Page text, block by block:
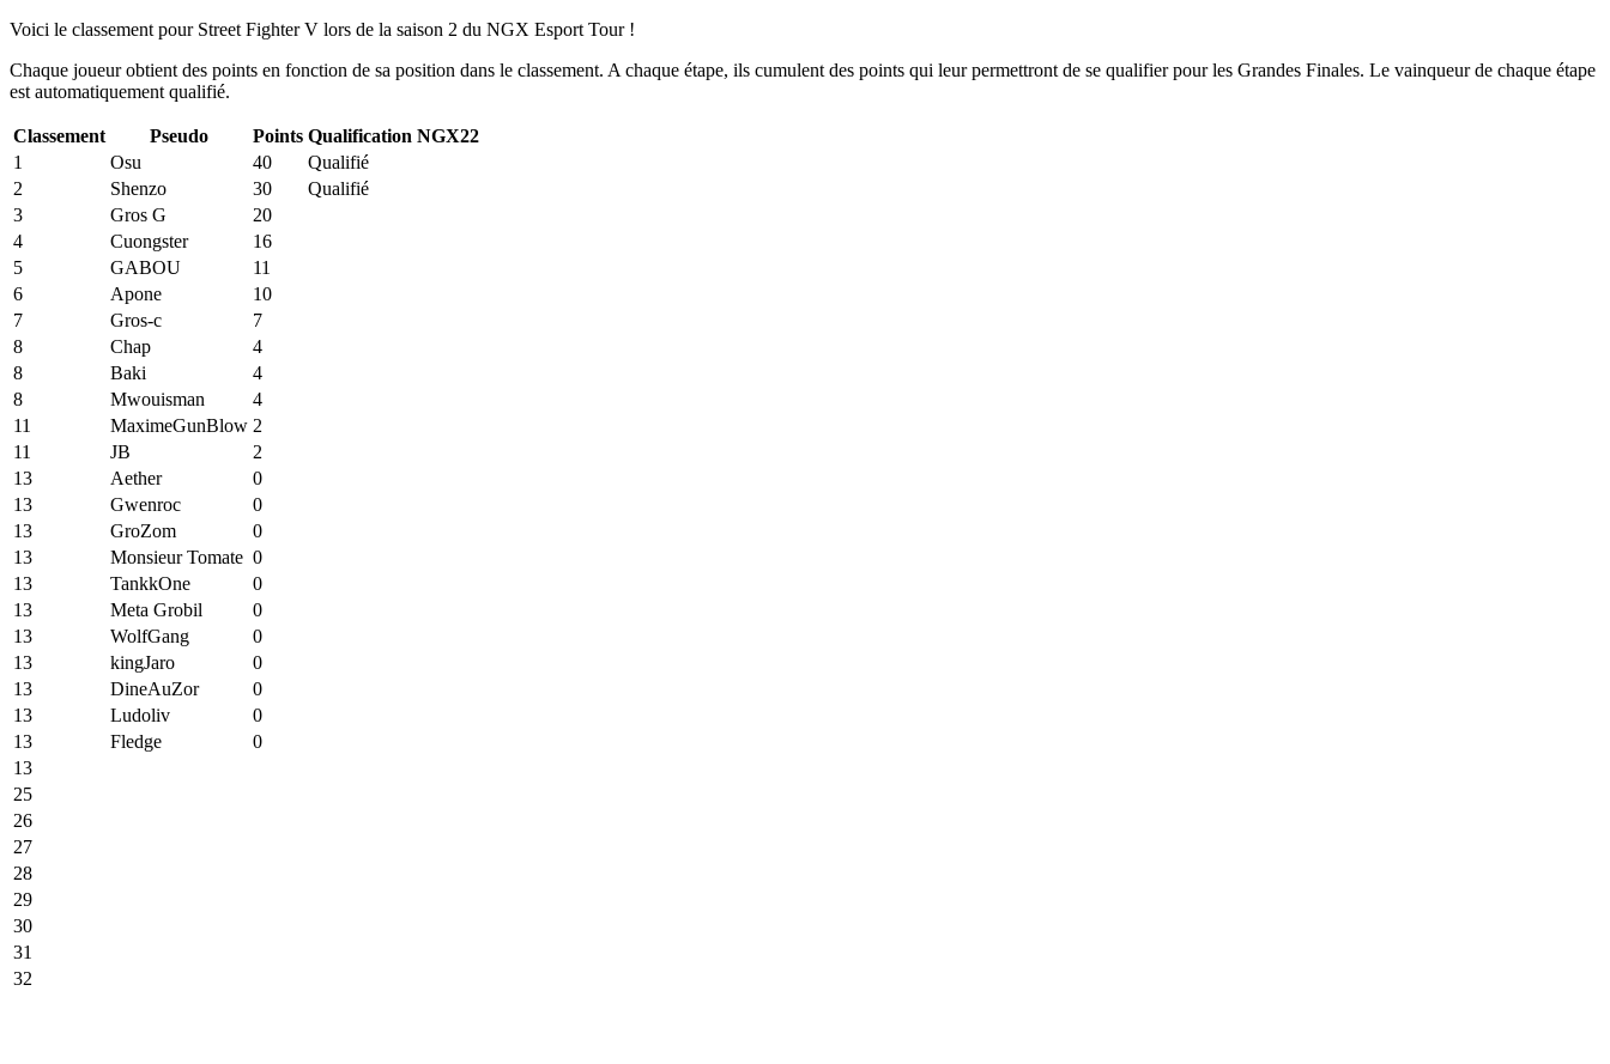
Voici le classement pour Street Fighter V lors de la saison 2 du NGX Esport Tour !
Chaque joueur obtient des points en fonction de sa position dans le classement. A chaque étape, ils cumulent des points qui leur permettront de se qualifier pour les Grandes Finales. Le vainqueur de chaque étape
est automatiquement qualifié.
Classement Pseudo Points Qualification NGX22
1
Osu 40
Qualifié
2
Shenzo 30
Qualifié
3
Gros G
20
4
Cuongster
16
5
GABOU
11
6
Apone
10
7
Gros-c
7
8
Chap
4
8
Baki
4
8
Mwouisman
4
11
MaximeGunBlow 2
11
JB
2
13
Aether
0
13
Gwenroc
0
13
GroZom
0
13
Monsieur Tomate 0
13
TankkOne
0
13
Meta Grobil
0
13
WolfGang
0
13
kingJaro
0
13
DineAuZor
0
13
Ludoliv
0
13
Fledge
0
13
25
26
27
28
29
30
31
32